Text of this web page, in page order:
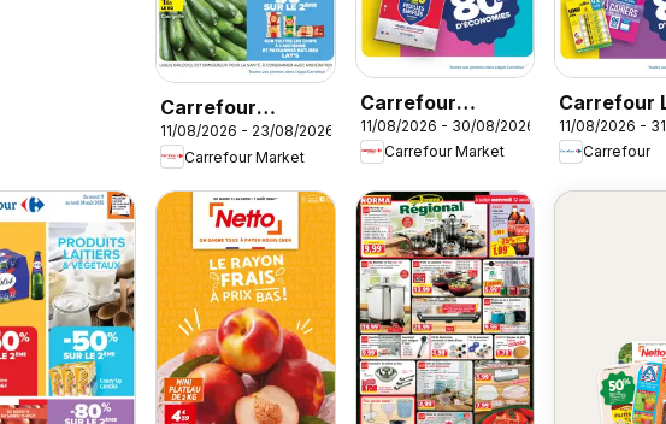
Carrefour
Market Barbecue
11/08/2026 - 23/08/2026
Carrefour Market
Carrefour
Market Rentrée
des classes 3
11/08/2026 - 30/08/2026
Carrefour Market
Carrefour
la plage, la
rentrée à la
11/08/2026 -
Carrefour